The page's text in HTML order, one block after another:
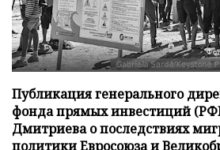
Публикация генерального
фонда прямых инвестиций
Дмитриева о последствиях
политики Евросоюза и